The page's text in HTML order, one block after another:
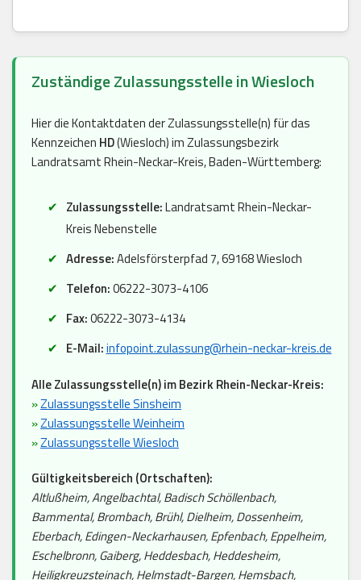
Zuständige Zulassungsstelle in Wiesloch
Hier die Kontaktdaten der Zulassungsstelle(n) für das
Kennzeichen HD(Wiesloch) im Zulassungsbezirk
Landratsamt Rhein-Neckar-Kreis, Baden-Württemberg:
Zulassungsstelle:Landratsamt Rhein-Neckar-
Kreis Nebenstelle
Adresse:Adelsförsterpfad 7, 69168 Wiesloch
Telefon:06222-3073-4106
Fax:06222-3073-4134
E-Mail:infopoint.zulassung@rhein-neckar-kreis.de
Alle Zulassungsstelle(n) im Bezirk Rhein-Neckar-Kreis:
»Zulassungsstelle Sinsheim
»Zulassungsstelle Weinheim
»Zulassungsstelle Wiesloch
Gültigkeitsbereich (Ortschaften):
Altlußheim, Angelbachtal, Badisch Schöllenbach,
Bammental, Brombach, Brühl, Dielheim, Dossenheim,
Eberbach, Edingen-Neckarhausen, Epfenbach, Eppelheim,
Eschelbronn, Gaiberg, Heddesbach, Heddesheim,
Heiligkreuzsteinach, Helmstadt-Bargen, Hemsbach,